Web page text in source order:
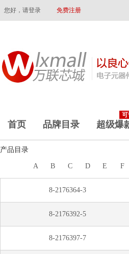
您好，请登录 免费注册
首页 品牌目录 超级爆
产品目录
A B C D E F
8-2176364-3
8-2176392-5
8-2176397-7